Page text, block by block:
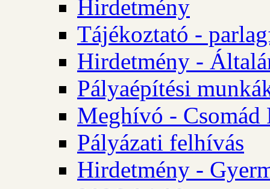
Hirdetmény
Tájékoztató -
Hirdetmény -
Pályaépítési
Meghívó - Csomád
Pályázati felhívás
Hirdetmény -